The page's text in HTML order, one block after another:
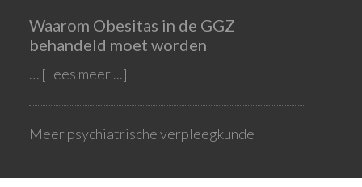
Waarom Obesitas in de GGZ
behandeld moet worden
… [Lees meer ...]
Meer psychiatrische verpleegkunde